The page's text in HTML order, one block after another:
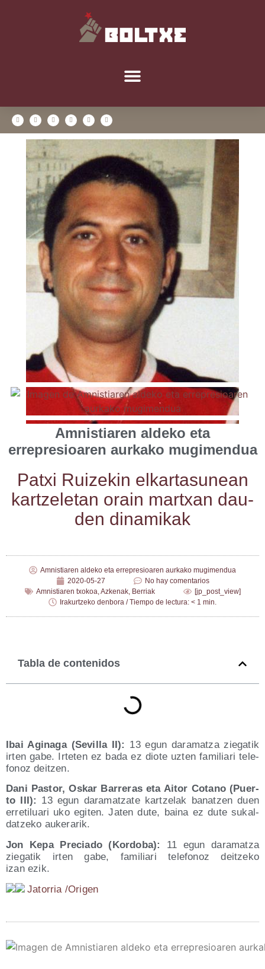
Amnistiaren aldeko eta
errepresioaren aurkako mugimendua
Patxi Rui­ze­kin elkar­ta­su­nean
kar­tze­le­tan orain martxan dau­
den dinamikak
Amnistiaren aldeko eta errepresioaren aurkako mugimendua
2020-05-27
No hay comentarios
Amnistiaren txokoa,Azkenak, Berriak
[jp_post_view]
Irakurtzeko denbora / Tiempo de lectura: < 1 min.
Tabla de contenidos
Ibai Agi­na­ga (Sevi­lla II): 13 egun dara­matza zie­ga­tik
irten gabe. Irte­ten ez bada ez dio­te uzten fami­lia­ri tele­
fo­noz deitzen.
Dani Pas­tor, Oskar Barre­ras eta Aitor Cotano (Puer­
to III): 13 egun dara­matza­te kar­tze­lak banatzen duen
erre­ti­lua­ri uko egi­ten. Jaten dute, bai­na ez dute sukal­
datze­ko aukerarik.
Jon Kepa Pre­cia­do (Kor­do­ba): 11 egun dara­matza
zie­ga­tik irten gabe, fami­lia­ri tele­fo­noz deitze­ko
izan ezik.
Jato­rria /​Ori­gen